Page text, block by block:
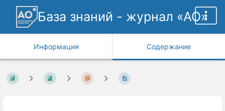
База знаний - журнал «АО»
Информация Содержание